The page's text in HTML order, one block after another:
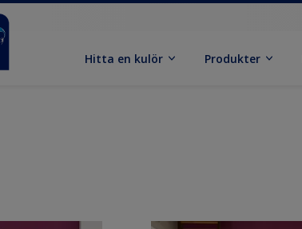
Hitta en kulör Produkter